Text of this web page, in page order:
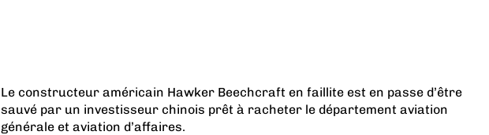
Le constructeur américain Hawker Beechcraft en faillite est en passe d’être
sauvé par un investisseur chinois prêt à racheter le département aviation
générale et aviation d’affaires.